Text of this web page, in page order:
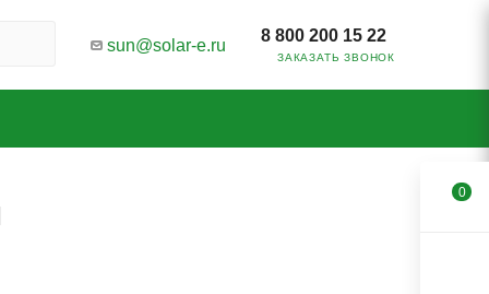
sun@solar-e.ru
8 800 200 15 22
ЗАКАЗАТЬ ЗВОНОК
0